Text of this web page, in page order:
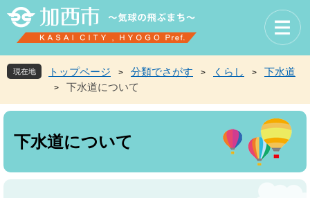
先
頭
す
を
飛
し
へ
現在地 トップページ > 分類でさがす > くらし > 下水道
> 下水道について
本
下水道について